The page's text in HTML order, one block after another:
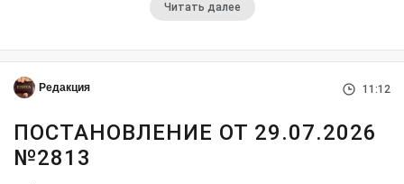
Читать далее
Редакция 11:12
ПОСТАНОВЛЕНИЕ ОТ 29.07.2026
№2813